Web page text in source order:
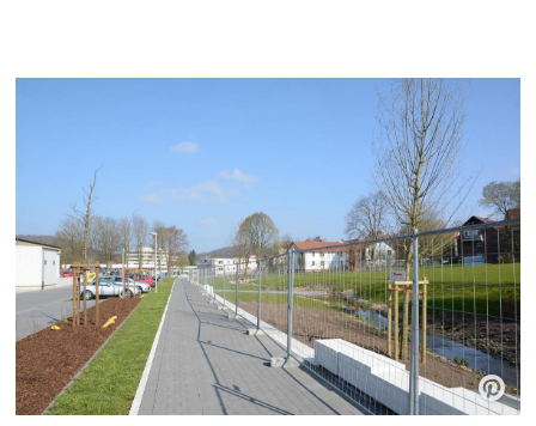
